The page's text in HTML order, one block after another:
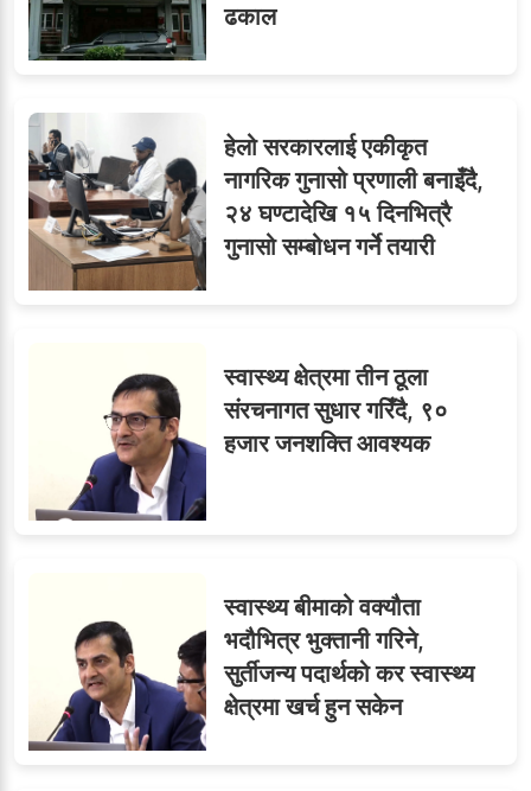
ढकाल
हेलो सरकारलाई एकीकृत
नागरिक गुनासो प्रणाली बनाइँदै,
२४ घण्टादेखि १५ दिनभित्रै
गुनासो सम्बोधन गर्ने तयारी
स्वास्थ्य क्षेत्रमा तीन ठूला
संरचनागत सुधार गरिँदै, ९०
हजार जनशक्ति आवश्यक
स्वास्थ्य बीमाको वक्यौता
भदौभित्र भुक्तानी गरिने,
सुर्तीजन्य पदार्थको कर स्वास्थ्य
क्षेत्रमा खर्च हुन सकेन